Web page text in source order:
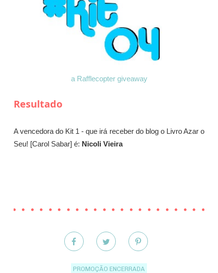
a Rafflecopter giveaway
Resultado
A vencedora ​do Kit 1 - que irá receber do blog o Livro Azar o
Seu! [Carol Sabar] é: Nicoli Vieira
PROMOÇÃO ENCERRADA